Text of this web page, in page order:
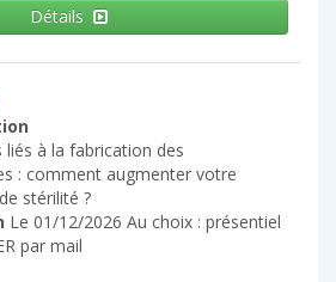
Détails
liés à la fabrication des
: comment augmenter votre
stérilité ?
Le 01/12/2026 Au choix : présentiel
par mail